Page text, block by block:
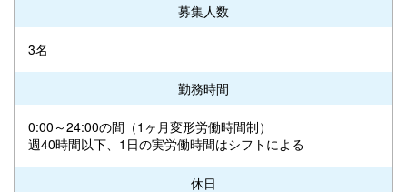
募集人数
3名
勤務時間
0:00～24:00の間（1ヶ月変形労働時間制）
週40時間以下、1日の実労働時間はシフトによる
休日